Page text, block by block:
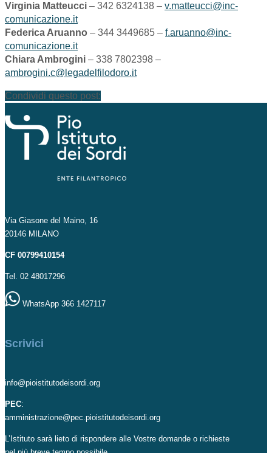
Virginia Matteucci – 342 6324138 – v.matteucci@inc-
comunicazione.it
Federica Aruanno – 344 3449685 – f.aruanno@inc-
comunicazione.it
Chiara Ambrogini – 338 7802398 –
ambrogini.c@legadelfilodoro.it
Condividi questo post:
Via Giasone del Maino, 16
20146 MILANO
CF 00799410154
Tel. 02 48017296
WhatsApp 366 1427117
Scrivici
info@pioistitutodeisordi.org
PEC:
amministrazione@pec.pioistitutodeisordi.org
L’Istituto sarà lieto di rispondere alle Vostre domande o richieste